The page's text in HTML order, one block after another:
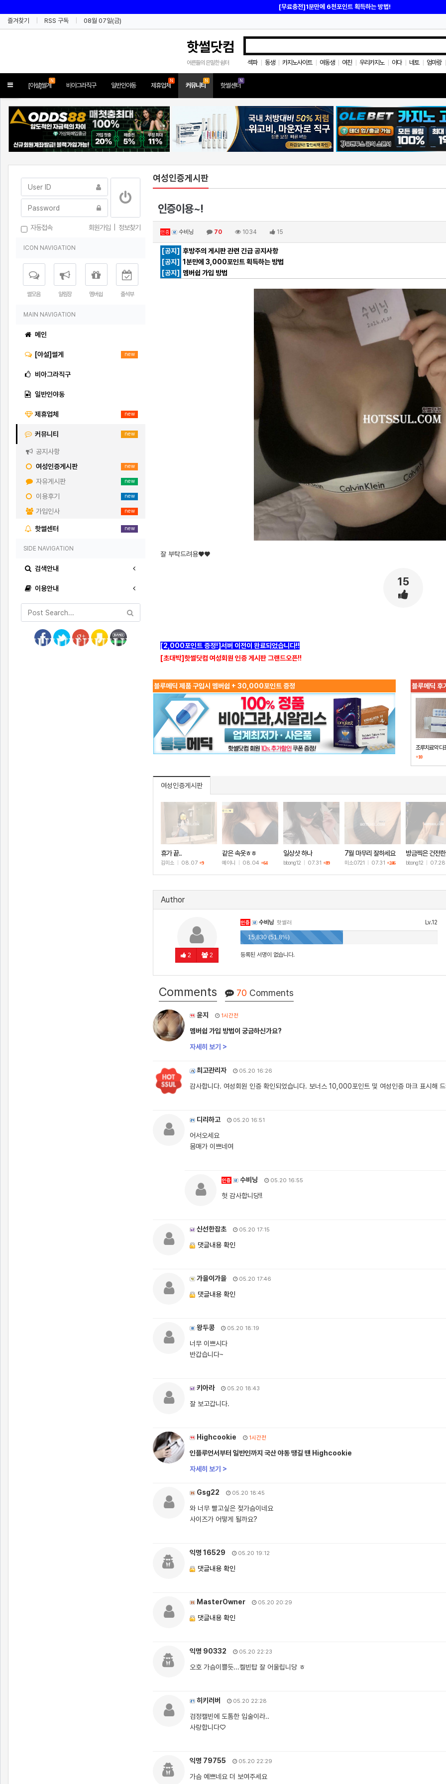
[무료충전]1분만에 6천포인트 획득하는 방법!
즐겨찾기
RSS 구독 08월 07일(금)
핫썰닷컴
어른들의 은밀한 쉼터 섹파 동생 카지노사이트 여동생 여친 우리카지노 아다 네토 엄마랑
Toggle[야설]썰게
N
비아그라직구 일반인야동 제휴업체
N
커뮤니티
N
핫썰센터
N
여성인증게시판
인증이용~!
인증 수비닝 70 1034 15
[공지] 후방주의 게시판 관련 긴급 공지사항
[공지] 1분만에 3,000포인트 획득하는 방법
[공지]
멤버쉽 가입 방법
잘 부탁드려용♥♥
15
[2,000포인트 증정!]서버 이전이 완료되었습니다!!
[초대박]핫썰닷컴 여성회원 인증 게시판 그랜드오픈!!
블루메딕 제품 구입시 멤버쉽 + 30,000포인트 증정 블루메딕
조루치료약 다
했습니다
+10
여성인증게시판
휴가 끝..
김미소 08.07 +9
같은 속옷ㅎㅎ
예이니 08.04 +64
일상샷 하나
bbong12 07.31 +89
7월 마무리 잘하세요
🫶
미소0721 07.31 +246
방금찍은 건전
샷
bbong12 07.28
Author
2 2
Lv.12
인증 수비닝 핫썰러
15,830 (51.8%)
등록된 서명이 없습니다.
Comments 70 Comments
윤지 1시간전
멤버쉽 가입 방법이 궁금하신가요?
자세히 보기 >
최고관리자 05.20 16:26
감사합니다. 여성회원 인증 확인되었습니다. 보너스 10,000포인트 및 여성인증 마크 표시해
디리하고 05.20 16:51
어서오세요
몸매가 이쁘네여
인증 수비닝 05.20 16:55
헛 감사합니당!!
신선한잡초 05.20 17:15
댓글내용 확인
가을이가을 05.20 17:46
댓글내용 확인
왕두콩 05.20 18:19
너무 이쁘시다
반갑습니다~
키아라 05.20 18:43
잘 보고갑니다.
Highcookie 1시간전
인플루언서부터 일반인까지 국산 야동 땡길 땐 Highcookie
자세히 보기 >
Gsg22 05.20 18:45
와 너무 빨고싶은 젖가슴이네요
사이즈가 어떻게 될까요?
익명 16529 05.20 19:12
댓글내용 확인
MasterOwner 05.20 20:29
댓글내용 확인
익명 90332 05.20 22:23
오호 가슴이쁠듯...켈빈탑 잘 어울립니당 ㅎ
히키러버 05.20 22:28
검정캘빈에 도톰한 입술이라..
사랑합니다♡
익명 79755 05.20 22:29
가슴 예쁘네요 더 보여주세요
자동접속 회원가입 정보찾기
ICON NAVIGATION
썰모음 알림장 멤버쉽 출석부
MAIN NAVIGATION
메인
[야설]썰게 new
비아그라직구
일반인야동
제휴업체 new
커뮤니티 new
공지사항
new
여성인증게시판
new
자유게시판
new
이용후기
new
가입인사
핫썰센터 new
SIDE NAVIGATION
검색안내
이용안내